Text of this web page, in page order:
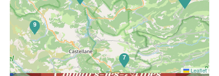
7
9
Leaflet